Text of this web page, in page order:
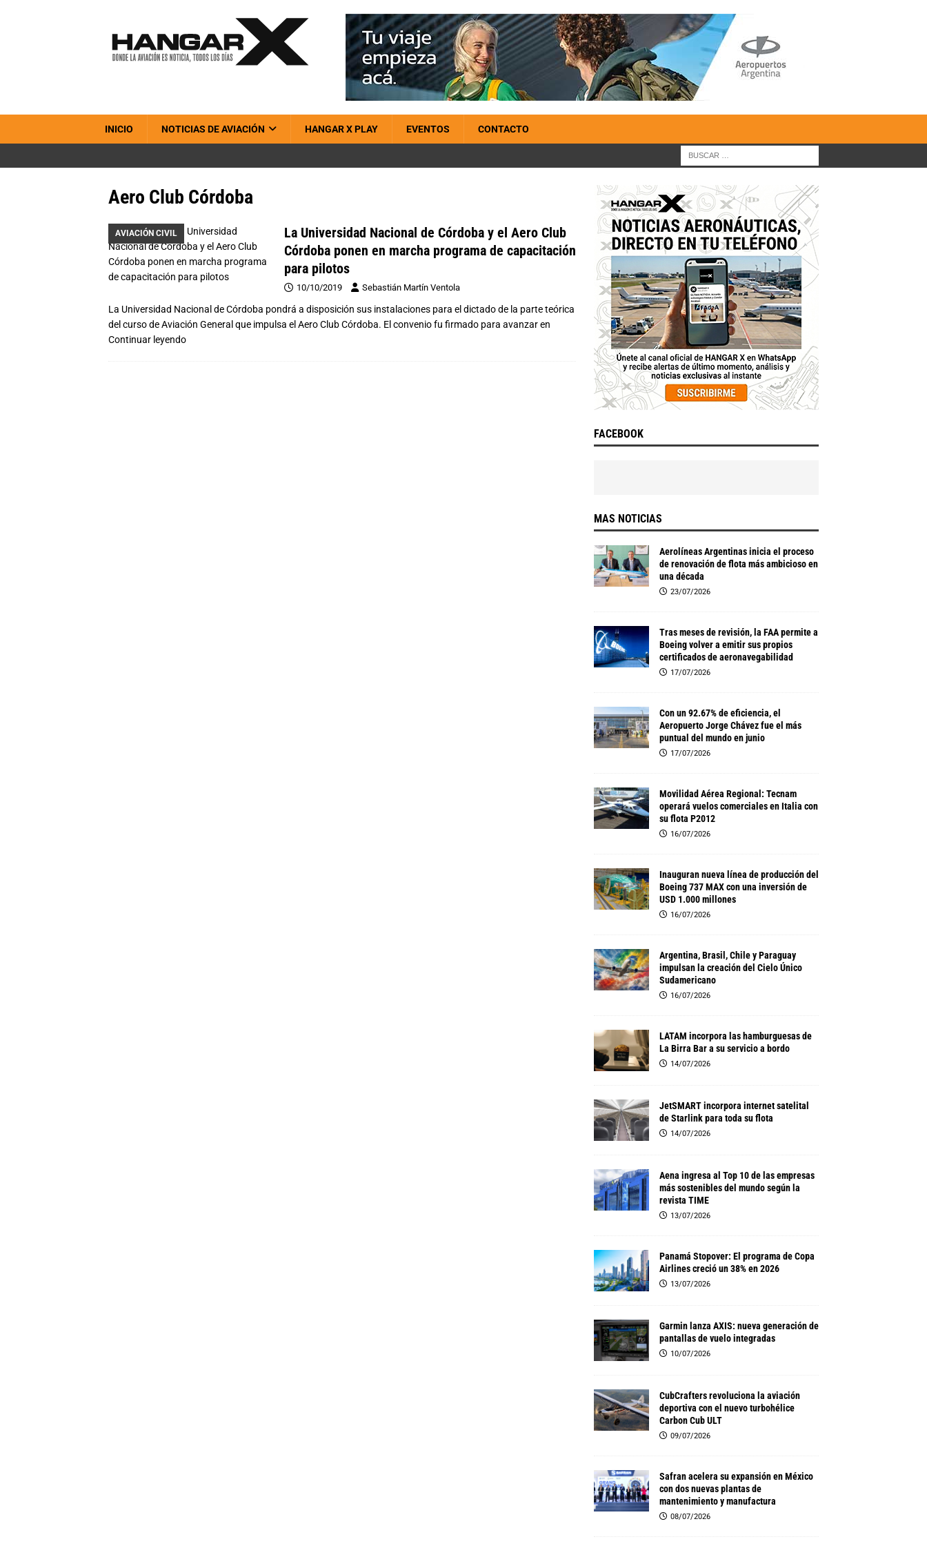
INICIO NOTICIAS DE AVIACIÓN HANGAR X PLAY EVENTOS CONTACTO
Aero Club Córdoba
AVIACIÓN CIVIL
La Universidad Nacional de Córdoba y el Aero Club
Córdoba ponen en marcha programa de capacitación
para pilotos
10/10/2019 Sebastián Martín Ventola
La Universidad Nacional de Córdoba pondrá a disposición sus instalaciones para el dictado de la parte teórica
del curso de Aviación General que impulsa el Aero Club Córdoba. El convenio fu firmado para avanzar en
Continuar leyendo
FACEBOOK
MAS NOTICIAS
Aerolíneas Argentinas inicia el proceso
de renovación de flota más ambicioso en
una década
23/07/2026
Tras meses de revisión, la FAA permite a
Boeing volver a emitir sus propios
certificados de aeronavegabilidad
17/07/2026
Con un 92.67% de eficiencia, el
Aeropuerto Jorge Chávez fue el más
puntual del mundo en junio
17/07/2026
Movilidad Aérea Regional: Tecnam
operará vuelos comerciales en Italia con
su flota P2012
16/07/2026
Inauguran nueva línea de producción del
Boeing 737 MAX con una inversión de
USD 1.000 millones
16/07/2026
Argentina, Brasil, Chile y Paraguay
impulsan la creación del Cielo Único
Sudamericano
16/07/2026
LATAM incorpora las hamburguesas de
La Birra Bar a su servicio a bordo
14/07/2026
JetSMART incorpora internet satelital
de Starlink para toda su flota
14/07/2026
Aena ingresa al Top 10 de las empresas
más sostenibles del mundo según la
revista TIME
13/07/2026
Panamá Stopover: El programa de Copa
Airlines creció un 38% en 2026
13/07/2026
Garmin lanza AXIS: nueva generación de
pantallas de vuelo integradas
10/07/2026
CubCrafters revoluciona la aviación
deportiva con el nuevo turbohélice
Carbon Cub ULT
09/07/2026
Safran acelera su expansión en México
con dos nuevas plantas de
mantenimiento y manufactura
08/07/2026